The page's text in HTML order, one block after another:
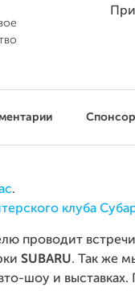
.
клуба
проводит
SUBARU. Так же
шоу и